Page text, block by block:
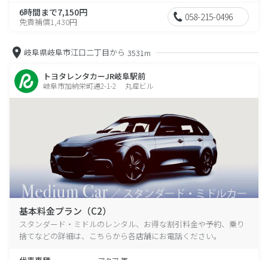
6時間まで7,150円
免責補償1,430円 058-215-0496
岐阜県岐阜市江口二丁目から 3531m
トヨタレンタカーJR岐阜駅前
岐阜市加納栄町通2-1-2 丸産ビル
基本料金プラン（C2）
スタンダード・ミドルのレンタル、お得な割引料金や予約、乗り
捨てなどの詳細は、こちらから各店舗にお電話ください。